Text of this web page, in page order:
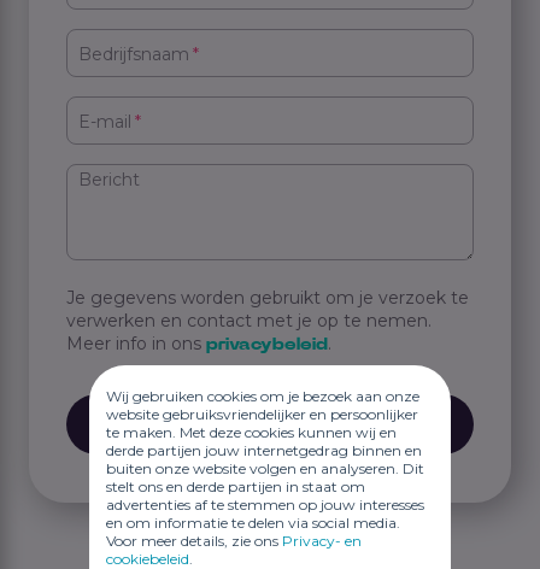
Wij gebruiken cookies om je bezoek aan onze
website gebruiksvriendelijker en persoonlijker
te maken. Met deze cookies kunnen wij en
derde partijen jouw internetgedrag binnen en
buiten onze website volgen en analyseren. Dit
stelt ons en derde partijen in staat om
advertenties af te stemmen op jouw interesses
en om informatie te delen via social media.
Voor meer details, zie ons Privacy- en
cookiebeleid.
Bedrijfsnaam *
E-mail *
Bericht
Je gegevens worden gebruikt om je verzoek te
verwerken en contact met je op te nemen.
Meer info in ons privacybeleid .